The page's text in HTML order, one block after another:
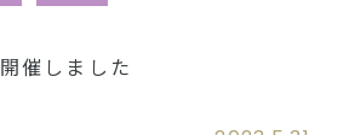
催しました